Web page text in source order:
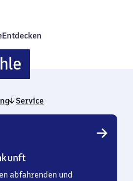
Entdecken
Heufeldmühle
Service
abfahrenden und